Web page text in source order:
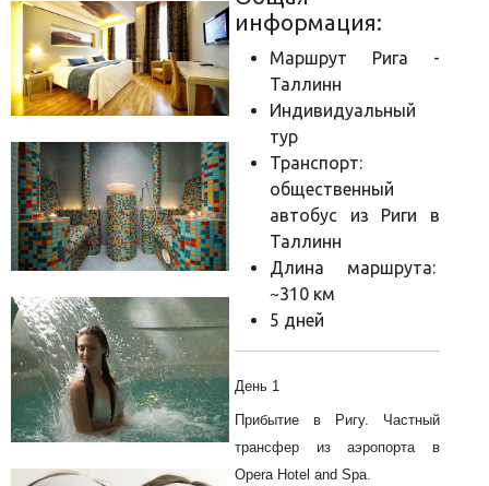
информация:
Маршрут Рига -
Таллинн
Индивидуальный
тур
Транспорт:
общественный
автобус из Риги в
Таллинн
Длина маршрута:
~310 км
5 дней
День 1
Прибытие в Ригу. Частный
трансфер из аэропорта в
Opera Hotel and Spa.